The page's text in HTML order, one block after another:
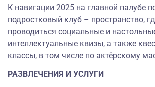
К навигации 2025 на главной палубе
подростковый клуб‎ – пространство,
проводиться социальные и
интеллектуальные квизы, а также
классы, в том числе по актёрскому
РАЗВЛЕЧЕНИЯ И УСЛУГИ